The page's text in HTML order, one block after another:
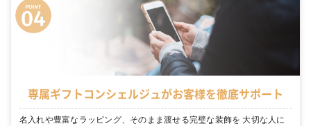
専属ギフトコンシェルジュがお客様を徹底サポート
名入れや豊富なラッピング、そのまま渡せる完璧な装飾を 大切な人に